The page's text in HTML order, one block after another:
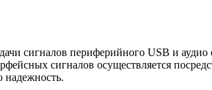
сигналов периферийного USB и аудио
сигналов осуществляется
надежность.